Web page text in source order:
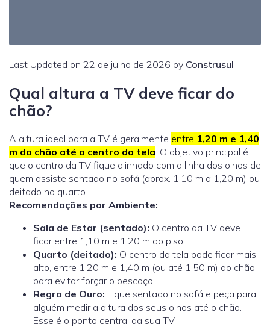
Last Updated on 22 de julho de 2026 by Construsul
Qual altura a TV deve ficar do
chão?
A altura ideal para a TV é geralmente entre 1,20 m e 1,40
m do chão até o centro da tela . O objetivo principal é
que o centro da TV fique alinhado com a linha dos olhos de
quem assiste sentado no sofá (aprox. 1,10 m a 1,20 m) ou
deitado no quarto.
Recomendações por Ambiente:
Sala de Estar (sentado): O centro da TV deve
ficar entre 1,10 m e 1,20 m do piso.
Quarto (deitado): O centro da tela pode ficar mais
alto, entre 1,20 m e 1,40 m (ou até 1,50 m) do chão,
para evitar forçar o pescoço.
Regra de Ouro: Fique sentado no sofá e peça para
alguém medir a altura dos seus olhos até o chão.
Esse é o ponto central da sua TV.